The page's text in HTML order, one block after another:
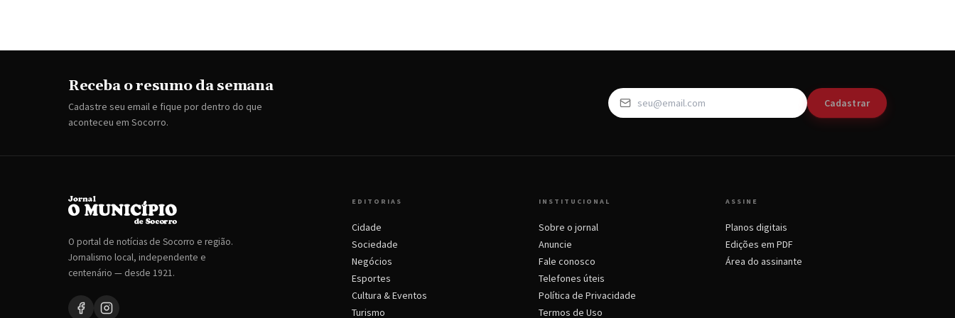
Receba o resumo da semana
Cadastre seu email e fique por dentro do que
aconteceu em Socorro.
Cadastrar
O portal de notícias de Socorro e região.
Jornalismo local, independente e
centenário — desde 1921.
EDITORIAS
Cidade
Sociedade
Negócios
Esportes
Cultura & Eventos
Turismo
INSTITUCIONAL
Sobre o jornal
Anuncie
Fale conosco
Telefones úteis
Política de Privacidade
Termos de Uso
ASSINE
Planos digitais
Edições em PDF
Área do assinante